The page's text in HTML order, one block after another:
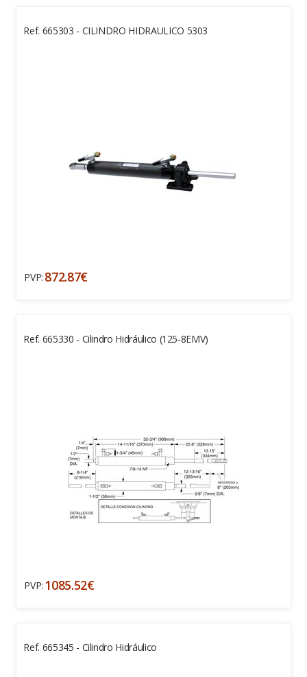
Ref. 665303 - CILINDRO HIDRAULICO 5303
PVP: 872.87€
Ref. 665330 - Cilindro Hidráulico (125-8EMV)
PVP: 1085.52€
Ref. 665345 - Cilindro Hidráulico